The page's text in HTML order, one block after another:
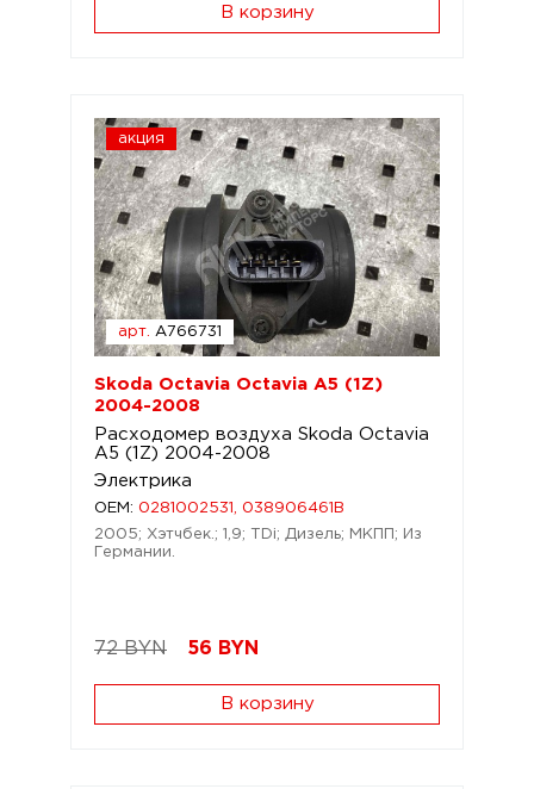
В корзину
акция
арт. A766731
Skoda Octavia Octavia A5 (1Z)
2004-2008
Расходомер воздуха Skoda Octavia
A5 (1Z) 2004-2008
Электрика
OEM: 0281002531, 038906461B
2005; Хэтчбек.; 1,9; TDi; Дизель; МКПП; Из
Германии.
72 BYN 56 BYN
В корзину